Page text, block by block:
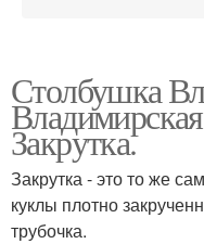
Народные куклы
Столбушка
Закрутка.
Закрутка - это то же
куклы плотно
трубочка.